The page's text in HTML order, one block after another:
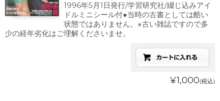
1996年5月1日発行/学習研究社/綴じ込みアイ
ドルミニシール付●当時の古書としては酷い
状態ではありません。※古い雑誌ですので多
少の経年劣化はご理解くださいませ。
¥1,000(税込)